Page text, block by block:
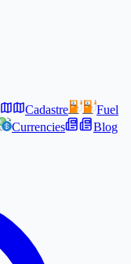
Cadastre
Fuel
Currencies
Blog